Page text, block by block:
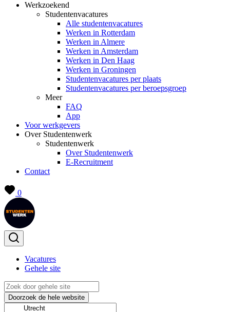
Werkzoekend
Studentenvacatures
Alle studentenvacatures
Werken in Rotterdam
Werken in Almere
Werken in Amsterdam
Werken in Den Haag
Werken in Groningen
Studentenvacatures per plaats
Studentenvacatures per beroepsgroep
Meer
FAQ
App
Voor werkgevers
Over Studentenwerk
Studentenwerk
Over Studentenwerk
E-Recruitment
Contact
0
Vacatures
Gehele site